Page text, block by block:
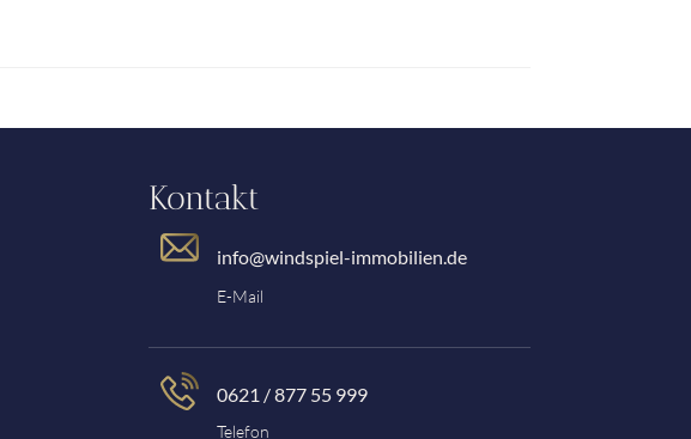
Kontakt
info@windspiel-immobilien.de
E-Mail
0621 / 877 55 999
Telefon